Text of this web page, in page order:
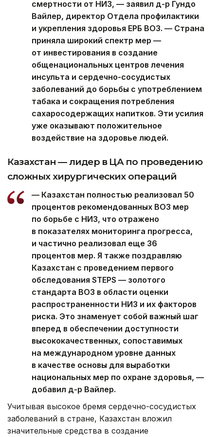
смертности от НИЗ, — заявил д-р Гундо
Вайлер, директор Отдела профилактики
и укрепления здоровья ЕРБ ВОЗ. — Страна
приняла широкий спектр мер —
от инвестирования в создание
общенациональных центров лечения
инсульта и сердечно-сосудистых
заболеваний до борьбы с употреблением
табака и сокращения потребления
сахаросодержащих напитков. Эти усилия
уже оказывают положительное
воздействие на здоровье людей.
Казахстан — лидер в ЦА по проведению
сложных хирургических операций
— Казахстан полностью реализовал 50
процентов рекомендованных ВОЗ мер
по борьбе с НИЗ, что отражено
в показателях мониторинга прогресса,
и частично реализовал еще 36
процентов мер. Я также поздравляю
Казахстан с проведением первого
обследования STEPS — золотого
стандарта ВОЗ в области оценки
распространенности НИЗ и их факторов
риска. Это знаменует собой важный шаг
вперед в обеспечении доступности
высококачественных, сопоставимых
на международном уровне данных
в качестве основы для выработки
национальных мер по охране здоровья, —
добавил д-р Вайлер.
Учитывая высокое бремя сердечно-сосудистых
заболеваний в стране, Казахстан вложил
значительные средства в создание